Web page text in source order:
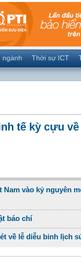
ngành Thời sự ICT
tế kỳ cựu
vào kỷ nguyên
báo chí
về lễ diễu binh lịch